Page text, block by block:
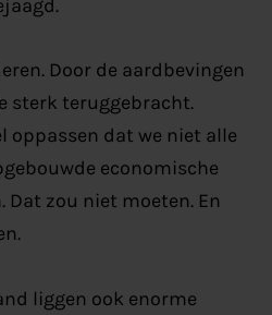
Door de aardbevingen
sterk teruggebracht.
oppassen dat we niet alle
economische
Dat zou niet moeten. En
liggen ook enorme